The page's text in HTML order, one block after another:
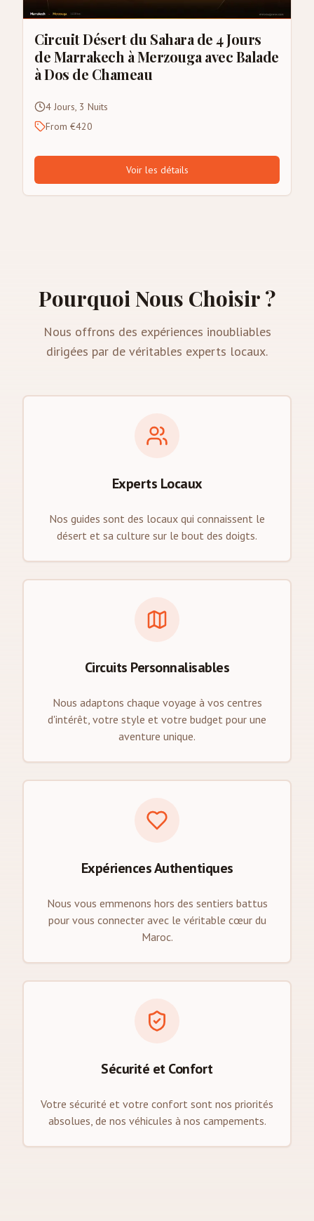
Circuit Désert du Sahara de 4 Jours
de Marrakech à Merzouga avec Balade
à Dos de Chameau
4 Jours, 3 Nuits
From €420
Voir les détails
Pourquoi Nous Choisir ?
Nous offrons des expériences inoubliables
dirigées par de véritables experts locaux.
Experts Locaux
Nos guides sont des locaux qui connaissent le
désert et sa culture sur le bout des doigts.
Circuits Personnalisables
Nous adaptons chaque voyage à vos centres
d'intérêt, votre style et votre budget pour une
aventure unique.
Expériences Authentiques
Nous vous emmenons hors des sentiers battus
pour vous connecter avec le véritable cœur du
Maroc.
Sécurité et Confort
Votre sécurité et votre confort sont nos priorités
absolues, de nos véhicules à nos campements.